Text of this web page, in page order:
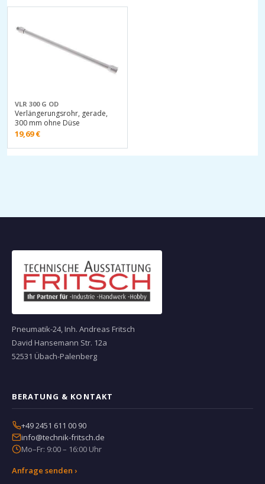
VLR 300 G OD
Verlängerungsrohr, gerade,
300 mm ohne Düse
19,69€
Pneumatik-24, Inh. Andreas Fritsch
David Hansemann Str. 12a
52531 Übach-Palenberg
BERATUNG & KONTAKT
+49 2451 611 00 90
info@technik-fritsch.de
Mo–Fr: 9:00 – 16:00 Uhr
Anfrage senden ›